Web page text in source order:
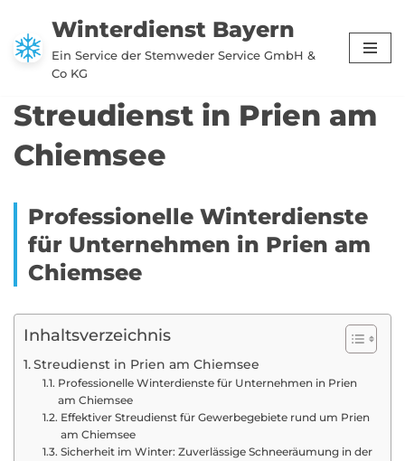
Zum
Inhalt
Winterdienst Bayern
Ein Service der Stemweder Service GmbH &
Co KG
Streudienst in Prien am
Chiemsee
Professionelle Winterdienste
für Unternehmen in Prien am
Chiemsee
Inhaltsverzeichnis
Streudienst in Prien am Chiemsee
Professionelle Winterdienste für Unternehmen in Prien
am Chiemsee
Effektiver Streudienst für Gewerbegebiete rund um Prien
am Chiemsee
Sicherheit im Winter: Zuverlässige Schneeräumung in der